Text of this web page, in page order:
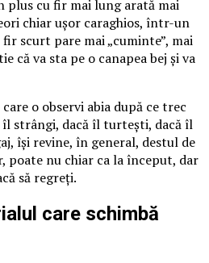
plus cu fir mai lung arată mai
chiar ușor caraghios, într-un
scurt pare mai „cuminte”, mai
că va sta pe o canapea bej și va
o observi abia după ce trec
îl strângi, dacă îl turtești, dacă îl
își revine, în general, destul de
poate nu chiar ca la început, dar
să regreți.
care schimbă